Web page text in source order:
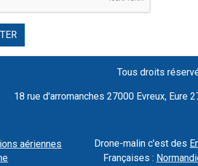
Tous droits
18 rue d'arromanches 27000 Evreux, Eure
aériennes
Drone-malin c'est des
Françaises :